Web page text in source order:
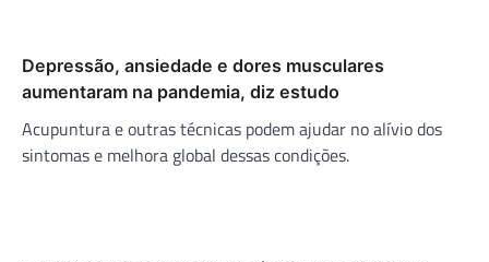
Depressão, ansiedade e dores musculares
aumentaram na pandemia, diz estudo
Acupuntura e outras técnicas podem ajudar no alívio dos
sintomas e melhora global dessas condições.